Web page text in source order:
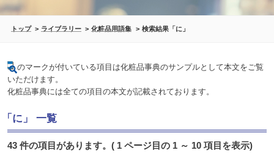
トップ ライブラリー 化粧品用語集 検索結果「に」
のマークが付いている項目は化粧品事典のサンプルとして本文をご覧
いただけます。
化粧品事典には全ての項目の本文が記載されております。
「に」 一覧
43 件の項目があります。( 1 ページ目の 1 ～ 10 項目を表示)